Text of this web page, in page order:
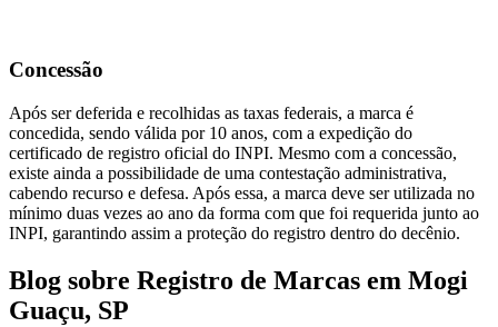
Concessão
Após ser deferida e recolhidas as taxas federais, a marca é
concedida, sendo válida por 10 anos, com a expedição do
certificado de registro oficial do INPI. Mesmo com a concessão,
existe ainda a possibilidade de uma contestação administrativa,
cabendo recurso e defesa. Após essa, a marca deve ser utilizada no
mínimo duas vezes ao ano da forma com que foi requerida junto ao
INPI, garantindo assim a proteção do registro dentro do decênio.
Blog sobre Registro de Marcas em Mogi
Guaçu, SP